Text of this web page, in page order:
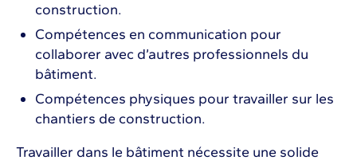
construction.
Compétences en communication pour
collaborer avec d’autres professionnels du
bâtiment.
Compétences physiques pour travailler sur les
chantiers de construction.
Travailler dans le bâtiment nécessite une solide